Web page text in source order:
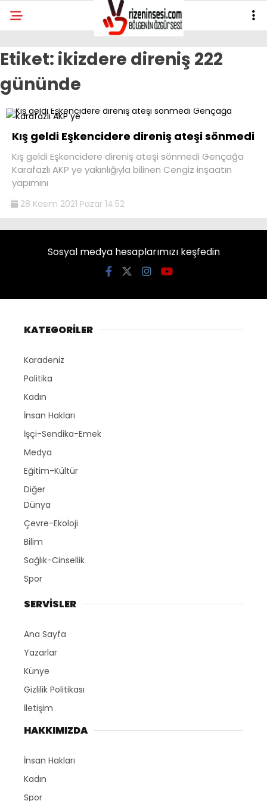
Etiket: ikizdere direniş 222
gününde
Kış geldi Eşkencidere direniş ateşi sönmedi
Kış geldi Eşkencidere direniş ateşi sönmedi Gençağa
Karafazlı AKP ye yakınlığıyla bilinen Cengiz inşaatın
yapımını
28 Kasım 2021 Pazar 14:52
Sosyal medya hesaplarımızı keşfedin
KATEGORİLER
Karadeniz
Politika
Kadın
İnsan Hakları
İşçi-Sendika-Emek
Medya
Eğitim-Kültür
Diğer
Dünya
Çevre-Ekoloji
Bilim
Sağlık-Cinsellik
Spor
SERVİSLER
Ana Sayfa
Yazarlar
Künye
Gizlilik Politikası
İletişim
HAKKIMIZDA
İnsan Hakları
Kadın
Spor